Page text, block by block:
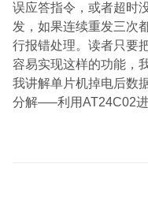
误应答指令，或者超时
发，如果连续重发三次
行报错处理。读者只要
容易实现这样的功能，
我讲解单片机掉电后数
分解—–利用AT24C02进